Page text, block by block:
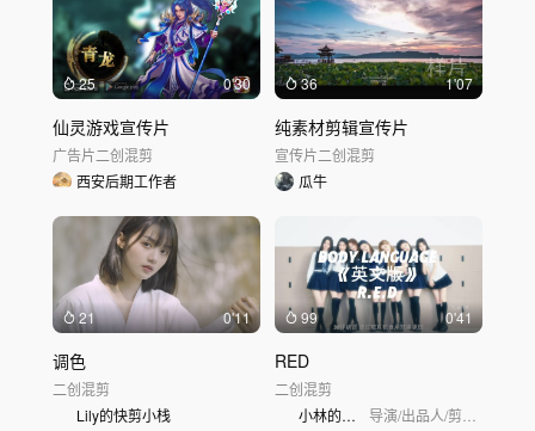
25 0'30
仙灵游戏宣传片
广告片二创混剪
西安后期工作者
36 1'07
纯素材剪辑宣传片
宣传片二创混剪
瓜牛
21 0'11
调色
二创混剪
Lily的快剪小栈
99 0'41
RED
二创混剪
小林的剪辑屋